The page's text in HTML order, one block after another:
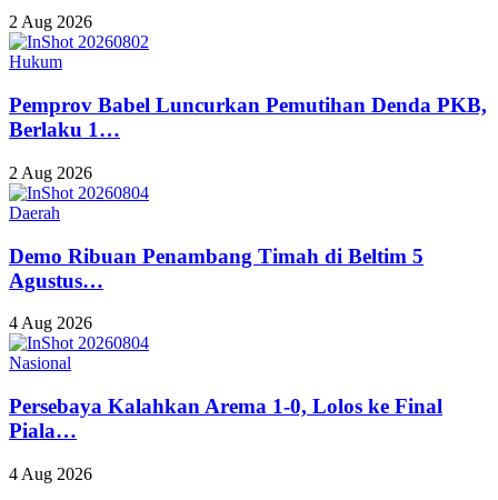
2 Aug 2026
Hukum
Pemprov Babel Luncurkan Pemutihan Denda PKB,
Berlaku 1…
2 Aug 2026
Daerah
Demo Ribuan Penambang Timah di Beltim 5
Agustus…
4 Aug 2026
Nasional
Persebaya Kalahkan Arema 1-0, Lolos ke Final
Piala…
4 Aug 2026